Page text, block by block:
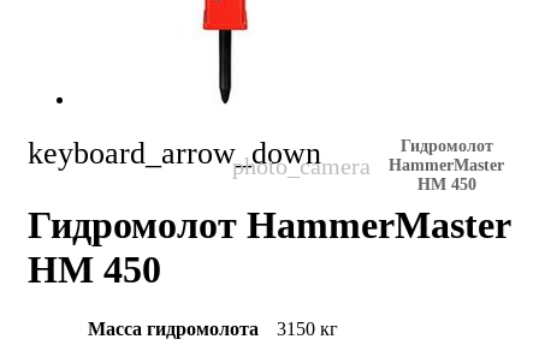
keyboard_arrow_down
Гидромолот
HammerMaster
HM 450
Гидромолот HammerMaster
HM 450
Масса гидромолота 3150 кг